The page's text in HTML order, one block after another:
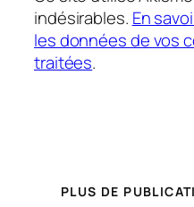
indésirables. En
les données de vos
traitées.
PLUS DE